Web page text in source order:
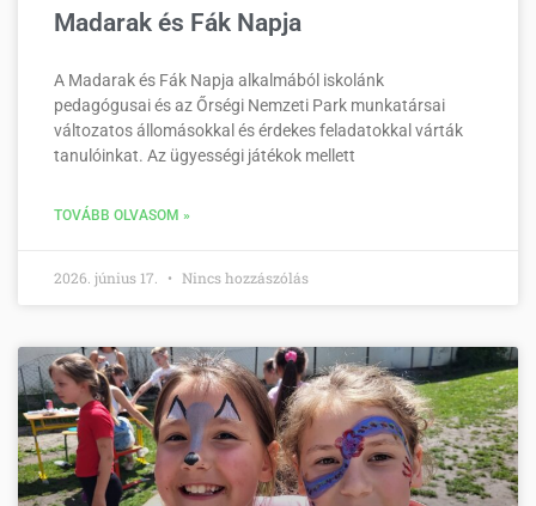
Madarak és Fák Napja
A Madarak és Fák Napja alkalmából iskolánk
pedagógusai és az Őrségi Nemzeti Park munkatársai
változatos állomásokkal és érdekes feladatokkal várták
tanulóinkat. Az ügyességi játékok mellett
TOVÁBB OLVASOM »
2026. június 17. Nincs hozzászólás